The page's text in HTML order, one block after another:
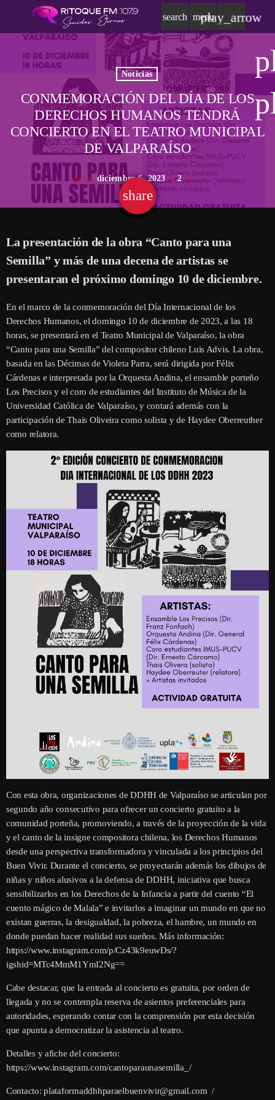
search menu
play_arrow
Noticias
CONMEMORACIÓN DEL DÍA DE LOS
DERECHOS HUMANOS TENDRÁ
CONCIERTO EN EL TEATRO MUNICIPAL
DE VALPARAÍSO
today diciembre 6, 2023 2
share
email
La presentación de la obra “Canto para una
Semilla” y más de una decena de artistas se
presentaran el próximo domingo 10 de diciembre.
En el marco de la conmemoración del Día Internacional de los
Derechos Humanos, el domingo 10 de diciembre de 2023, a las 18
horas, se presentará en el Teatro Municipal de Valparaíso, la obra
“Canto para una Semilla” del compositor chileno Luis Advis. La obra,
basada en las Décimas de Violeta Parra, será dirigida por Félix
Cárdenas e interpretada por la Orquesta Andina, el ensamble porteño
Los Precisos y el coro de estudiantes del Instituto de Música de la
Universidad Católica de Valparaíso, y contará además con la
participación de Thais Oliveira como solista y de Haydee Oberreuther
como relatora.
Con esta obra, organizaciones de DDHH de Valparaíso se articulan por
segundo año consecutivo para ofrecer un concierto gratuito a la
comunidad porteña, promoviendo, a través de la proyección de la vida
y el canto de la insigne compositora chilena, los Derechos Humanos
desde una perspectiva transformadora y vinculada a los principios del
Buen Vivir. Durante el concierto, se proyectarán además los dibujos de
niñas y niños alusivos a la defensa de DDHH, iniciativa que busca
sensibilizarlos en los Derechos de la Infancia a partir del cuento “El
cuento mágico de Malala” e invitarlos a imaginar un mundo en que no
existan guerras, la desigualdad, la pobreza, el hambre, un mundo en
donde puedan hacer realidad sus sueños. Más información:
https://www.instagram.com/p/Cz43k9euwDs/?
igshid=MTc4MmM1YmI2Ng==
Cabe destacar, que la entrada al concierto es gratuita, por orden de
llegada y no se contempla reserva de asientos preferenciales para
autoridades, esperando contar con la comprensión por esta decisión
que apunta a democratizar la asistencia al teatro.
Detalles y afiche del concierto:
https://www.instagram.com/cantoparaunasemilla_/
Contacto: plataformaddhhparaelbuenvivir@gmail.com /